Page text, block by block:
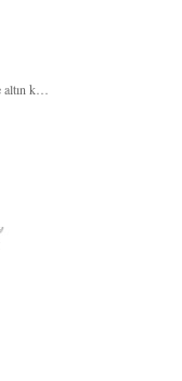
Akuamarin ve garnet 925 ayar rose altın kaplama gümüş kolye (40 cm gümüş rolo zincir)